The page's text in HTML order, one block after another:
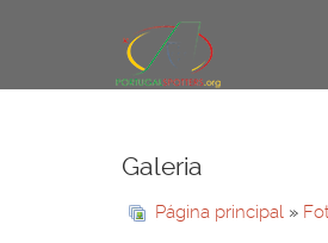
Galeria
Página principal »